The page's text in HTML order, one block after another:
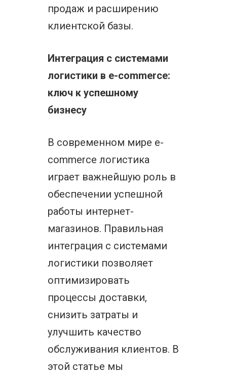
продаж и расширению
клиентской базы.
Интеграция с системами
логистики в e-commerce:
ключ к успешному
бизнесу
В современном мире e-
commerce логистика
играет важнейшую роль в
обеспечении успешной
работы интернет-
магазинов. Правильная
интеграция с системами
логистики позволяет
оптимизировать
процессы доставки,
снизить затраты и
улучшить качество
обслуживания клиентов. В
этой статье мы